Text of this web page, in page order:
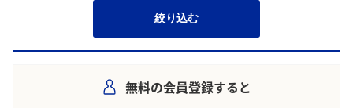
絞り込む
無料の会員登録すると